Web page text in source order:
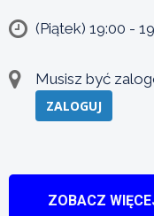
(Piątek) 19:00 -
Musisz być
ZALOGUJ
ZOBACZ